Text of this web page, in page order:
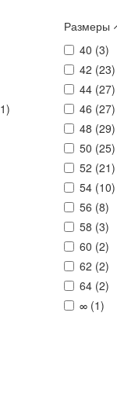
1)
Размеры
40 (3)
42 (23)
44 (27)
46 (27)
48 (29)
50 (25)
52 (21)
54 (10)
56 (8)
58 (3)
60 (2)
62 (2)
64 (2)
∞ (1)